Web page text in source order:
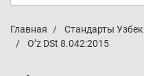
Главная Стандарты
O’z DSt 8.042:2015